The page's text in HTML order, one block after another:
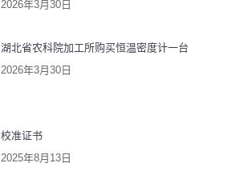
2026年3月30日
湖北省农科院加工所购买恒温密度计一台
2026年3月30日
校准证书
2025年8月13日